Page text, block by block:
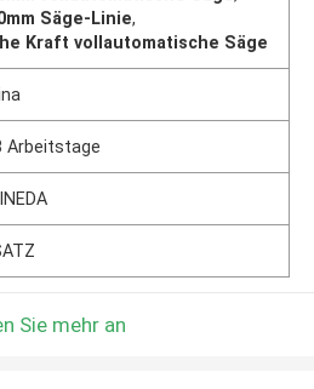
Säge-Linie,
Kraft vollautomatische Säge
Arbeitstage
Sie mehr an